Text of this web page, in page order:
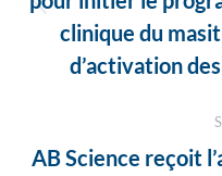
clinique du
d’activation
AB Science reçoit